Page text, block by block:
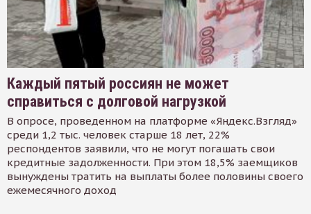
Каждый пятый россиян не может
справиться с долговой нагрузкой
В опросе, проведенном на платформе «Яндекс.Взгляд»
среди 1,2 тыс. человек старше 18 лет, 22%
респондентов заявили, что не могут погашать свои
кредитные задолженности. При этом 18,5% заемщиков
вынуждены тратить на выплаты более половины своего
ежемесячного доход